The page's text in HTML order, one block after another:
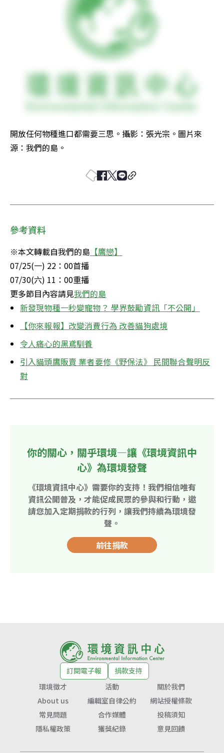
開放任何物種進口都需要三思。攝影：張光宗。圖片來
源：我們的島。
參考資料
※本文轉載自我們的島 【鷹戀】
07/25(一) 22：00首播
07/30(六) 11：00重播
更多節目內容請見我們的島
新發現物種一秒變寵物？ 學界鼓勵資訊「不公開」
【你來報報】改變消費行為 改善貓狗處境
令人痛心的黑鳶馴養
引入貓頭鷹販賣 業者要修《野保法》 民間聯合聲明反
對
你的關心，關乎環境—讓《環境資訊中
心》為環境發聲
《環境資訊中心》需要你的支持！我們相信唯有
資訊公開普及，才能促成民眾的參與和行動，邀
請您加入定期捐款的行列，讓我們持續為環境發
聲。
前往捐款
訂閱電子報
捐款支持
環境徵才
活動
關於我們
About us
編輯室自律公約
網站授權條款
常見問題
合作媒體
投稿須知
隱私權政策
獲獎紀錄 意見回饋